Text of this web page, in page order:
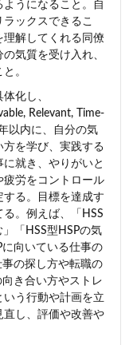
うになること。自
ックスできるこ
理解してくれる同僚
気質を受け入れ、
。
化し、
Relevant, Time-
以内に、自分の気
を学び、実践する
就き、やりがいと
疲労をコントロール
る。目標を達成す
。例えば、「HSS
「HSS型HSPの気
向いている仕事の
の探し方や転職の
き合い方やストレ
う行動や計画を立
直し、評価や改善や